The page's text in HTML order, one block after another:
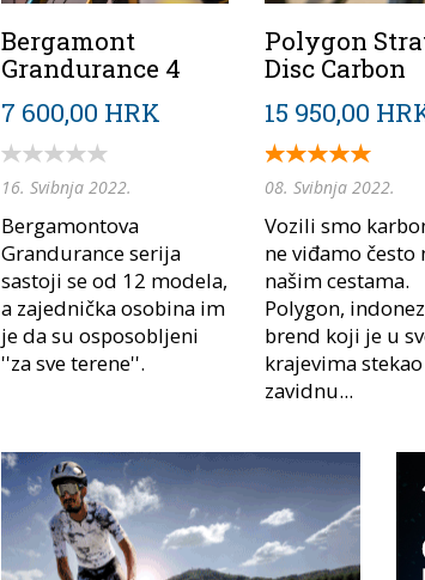
Bergamont
Grandurance 4
7 600,00 HRK
16. Svibnja 2022.
Bergamontova
Grandurance serija
sastoji se od 12 modela,
a zajednička osobina im
je da su osposobljeni
''za sve terene''.
Polygon
Disc Carbon
15 950,00
08. Svibnja 2022.
Vozili smo
ne viđamo često
našim cestama.
Polygon,
brend koji je u
krajevima stekao
zavidnu...